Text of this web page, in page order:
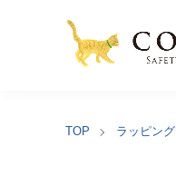
TOP ラッピング